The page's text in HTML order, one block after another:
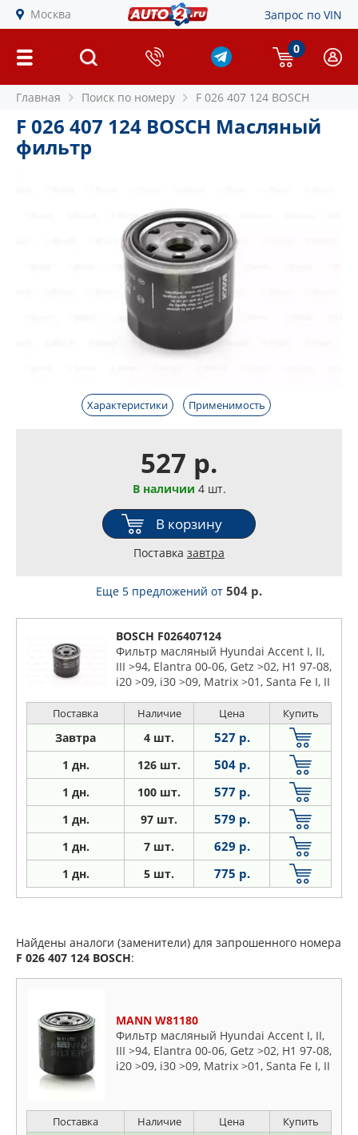
Москва Запрос по VIN
0
Главная Поиск по номеру F 026 407 124 BOSCH
F 026 407 124 BOSCH Масляный
фильтр
Характеристики Применимость
527 р.
В наличии 4 шт.
В корзину
Поставка завтра
Еще 5 предложений от 504 р.
BOSCH F026407124
Фильтр масляный Hyundai Accent I, II,
III >94, Elantra 00-06, Getz >02, H1 97-08,
i20 >09, i30 >09, Matrix >01, Santa Fe I, II
Terracan >01 (P7124)
Поставка Наличие Цена Купить
Завтра 4 шт. 527 р.
1 дн. 126 шт. 504 р.
1 дн. 100 шт. 577 р.
1 дн. 97 шт. 579 р.
1 дн. 7 шт. 629 р.
1 дн. 5 шт. 775 р.
Найдены аналоги (заменители) для запрошенного номера
F 026 407 124 BOSCH:
MANN W81180
Фильтр масляный Hyundai Accent I, II,
III >94, Elantra 00-06, Getz >02, H1 97-08,
i20 >09, i30 >09, Matrix >01, Santa Fe I, II
Поставка Наличие Цена Купить